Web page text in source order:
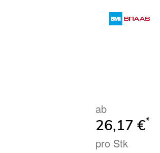
ab
26,17 €*
pro Stk